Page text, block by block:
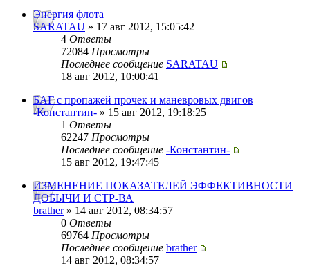
Энергия флота
SARATAU » 17 авг 2012, 15:05:42
4 Ответы
72084 Просмотры
Последнее сообщение SARATAU
18 авг 2012, 10:00:41
БАГ с пропажей прочек и маневровых двигов
-Константин- » 15 авг 2012, 19:18:25
1 Ответы
62247 Просмотры
Последнее сообщение -Константин-
15 авг 2012, 19:47:45
ИЗМЕНЕНИЕ ПОКАЗАТЕЛЕЙ ЭФФЕКТИВНОСТИ
ДОБЫЧИ И СТР-ВА
brather» 14 авг 2012, 08:34:57
0 Ответы
69764 Просмотры
Последнее сообщение brather
14 авг 2012, 08:34:57